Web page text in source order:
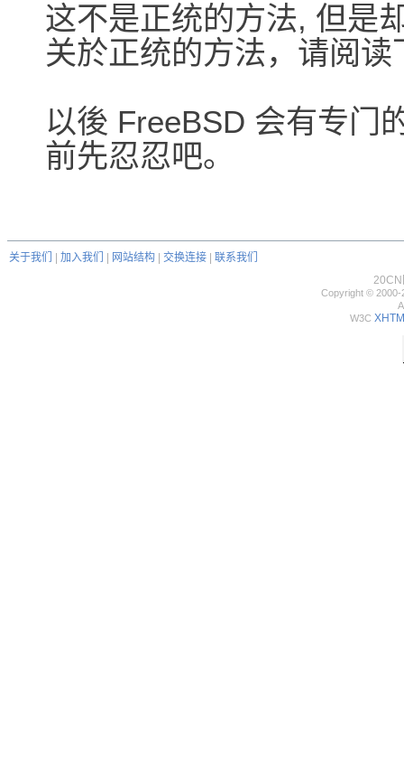
这不是正统的方法, 但是
关於正统的方法，请阅
以後 FreeBSD 会有专门
前先忍忍吧。
关于我们 加入我们 网站结构 交换连接
联系我们
20CN
Copyright © 2000-
W3C